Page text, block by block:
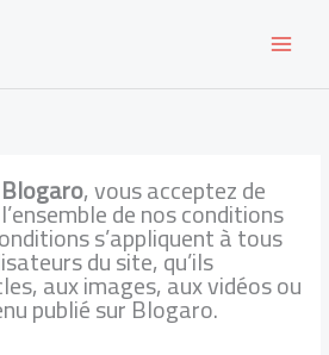
Blogaro, vous acceptez de
de nos conditions
s’appliquent à tous
du site, qu’ils
aux images, aux vidéos ou
publié sur Blogaro.